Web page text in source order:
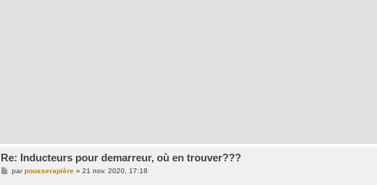
Re: Inducteurs pour demarreur, où en trouver???
Mparpousserapière» 21 nov. 2020, 17:18